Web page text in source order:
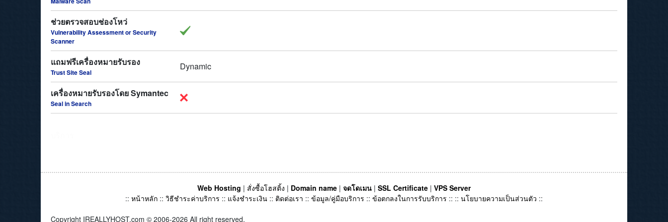
ช่วยตรวจสอบช่องโหว่
Vulnerability Assessment or Security
Scanner
แถมฟรีเครื่องหมายรับรอง
Trust Site Seal
Dynamic
เครื่องหมายรับรองโดย Symantec
Seal in Search
Web Hosting | สั่งซื้อโฮสติ้ง | Domain name | จดโดเมน | SSL Certificate | VPS Server
:: หน้าหลัก :: วิธีชำระค่าบริการ :: แจ้งชำระเงิน :: ติดต่อเรา :: ข้อมูล/คู่มือบริการ :: ข้อตกลงในการรับบริการ :: :: นโยบายความเป็นส่วนตัว ::
Copyright IREALLYHOST.com © 2006-2026 All right reserved.